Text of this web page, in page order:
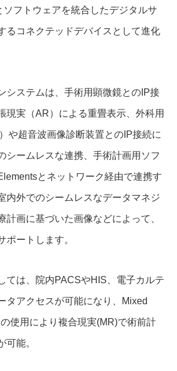
フトウェアを統合したデジタルサ
るコネクテッドデバイスとして進化
システムは、手術用顕微鏡とのIP接
現実（AR）による重畳表示、外科用
や超音波画像診断装置とのIP接続に
シームレスな連携、手術計画用ソフ
とネットワーク経由で連携す
内外でのシームレスなデータマネジ
計画に基づいた画像などによって、
ポートします。
ては、院内PACSやHIS、電子カルテ
タアクセスが可能になり、Mixed
使用により複合現実(MR)で術前計
可能。